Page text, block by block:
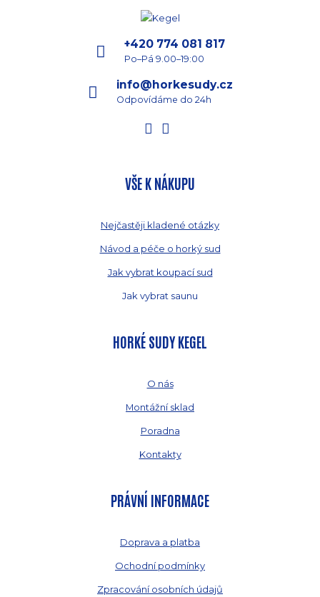
+420 774 081 817
Po–Pá 9.00–19:00
info@horkesudy.cz
Odpovídáme do 24h
VŠE K NÁKUPU
Nejčastěji kladené otázky
Návod a péče o horký sud
Jak vybrat koupací sud
Jak vybrat saunu
HORKÉ SUDY KEGEL
O nás
Montážní sklad
Poradna
Kontakty
PRÁVNÍ INFORMACE
Doprava a platba
Ochodní podmínky
Zpracování osobních údajů